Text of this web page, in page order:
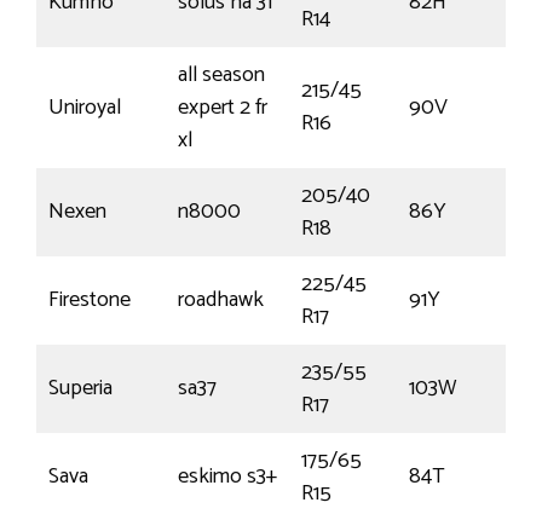
R14
Uniroyal
all season
expert 2 fr
xl
215/45
R16
90V
Nexen n8000
205/40
R18
86Y
Firestone roadhawk
225/45
R17
91Y
Superia sa37
235/55
R17
103W
Sava eskimo s3+
175/65
R15
84T